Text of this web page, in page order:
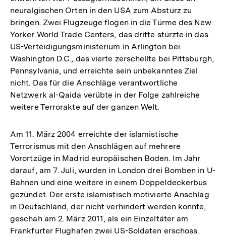
neuralgischen Orten in den USA zum Absturz zu
bringen. Zwei Flugzeuge flogen in die Türme des New
Yorker World Trade Centers, das dritte stürzte in das
US-Verteidigungsministerium in Arlington bei
Washington D.C., das vierte zerschellte bei Pittsburgh,
Pennsylvania, und erreichte sein unbekanntes Ziel
nicht. Das für die Anschläge verantwortliche
Netzwerk al-Qaida verübte in der Folge zahlreiche
weitere Terrorakte auf der ganzen Welt.
Am 11. März 2004 erreichte der islamistische
Terrorismus mit den Anschlägen auf mehrere
Vorortzüge in Madrid europäischen Boden. Im Jahr
darauf, am 7. Juli, wurden in London drei Bomben in U-
Bahnen und eine weitere in einem Doppeldeckerbus
gezündet. Der erste islamistisch motivierte Anschlag
in Deutschland, der nicht verhindert werden konnte,
geschah am 2. März 2011, als ein Einzeltäter am
Frankfurter Flughafen zwei US-Soldaten erschoss.